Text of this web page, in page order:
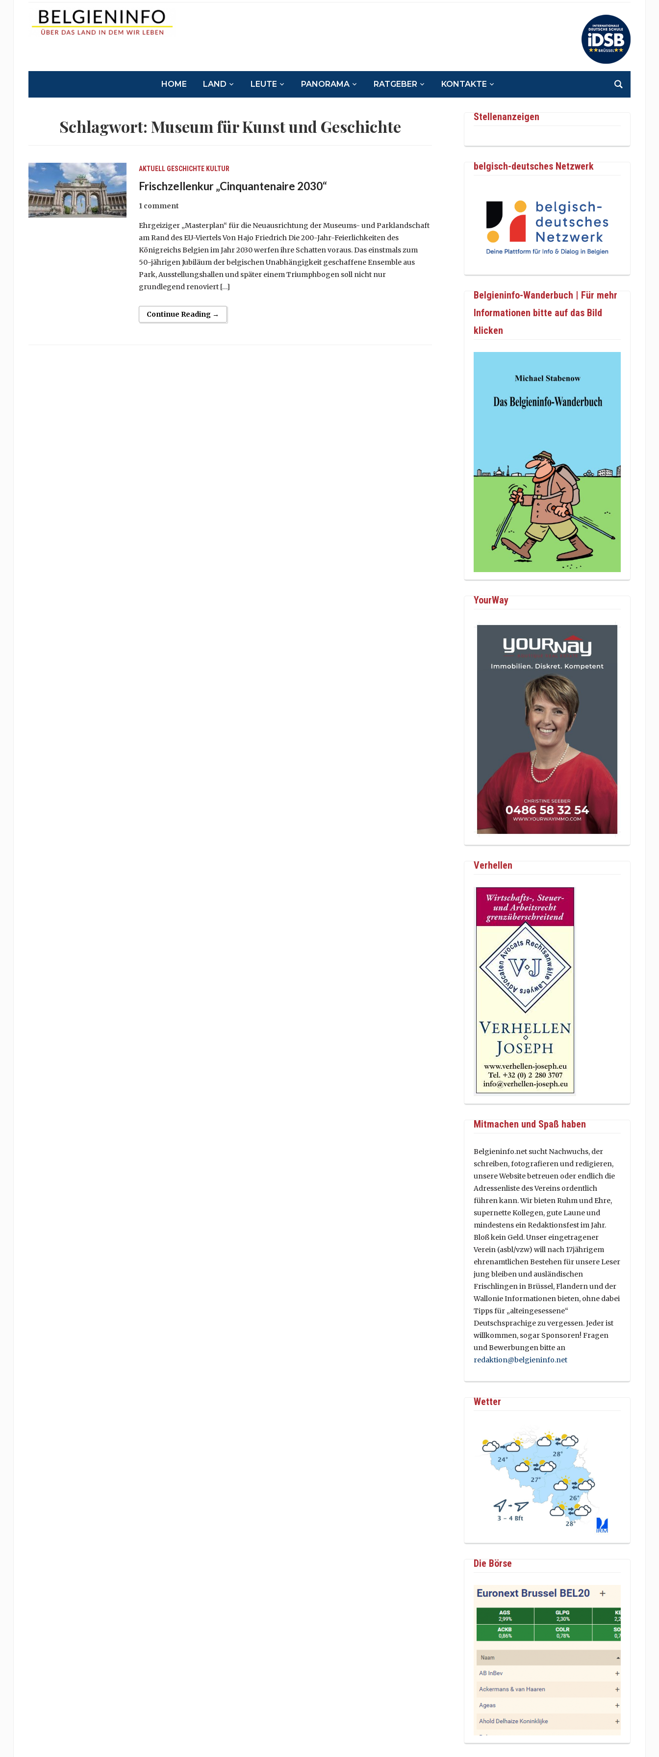
HOME LAND LEUTE PANORAMA RATGEBER KONTAKTE
Schlagwort: Museum für Kunst und Geschichte
AKTUELL GESCHICHTE KULTUR
Frischzellenkur „Cinquantenaire 2030“
1 comment
Ehrgeiziger „Masterplan“ für die Neuausrichtung der Museums- und Parklandschaft
am Rand des EU-Viertels Von Hajo Friedrich Die 200-Jahr-Feierlichkeiten des
Königreichs Belgien im Jahr 2030 werfen ihre Schatten voraus. Das einstmals zum
50-jährigen Jubiläum der belgischen Unabhängigkeit geschaffene Ensemble aus
Park, Ausstellungshallen und später einem Triumphbogen soll nicht nur
grundlegend renoviert […]
Continue Reading →
Stellenanzeigen
belgisch-deutsches Netzwerk
Belgieninfo-Wanderbuch | Für mehr
Informationen bitte auf das Bild
klicken
YourWay
Verhellen
Mitmachen und Spaß haben
Belgieninfo.net sucht Nachwuchs, der
schreiben, fotografieren und redigieren,
unsere Website betreuen oder endlich die
Adressenliste des Vereins ordentlich
führen kann. Wir bieten Ruhm und Ehre,
supernette Kollegen, gute Laune und
mindestens ein Redaktionsfest im Jahr.
Bloß kein Geld. Unser eingetragener
Verein (asbl/vzw) will nach 17jährigem
ehrenamtlichen Bestehen für unsere Leser
jung bleiben und ausländischen
Frischlingen in Brüssel, Flandern und der
Wallonie Informationen bieten, ohne dabei
Tipps für „alteingesessene“
Deutschsprachige zu vergessen. Jeder ist
willkommen, sogar Sponsoren! Fragen
und Bewerbungen bitte an
redaktion@belgieninfo.net
Wetter
Die Börse